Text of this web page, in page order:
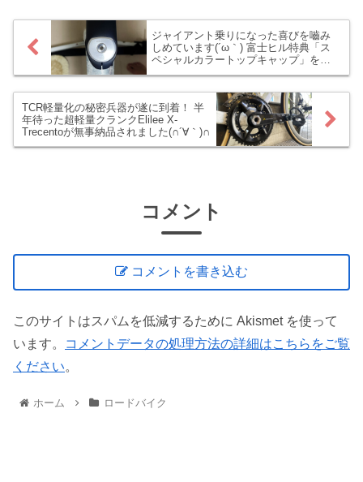
ジャイアント乗りになった喜びを嚙み
しめています(´ω｀) 富士ヒル特典「ス
ペシャルカラートップキャップ」を
TCRに取り付けてみた！
TCR軽量化の秘密兵器が遂に到着！ 半
年待った超軽量クランクElilee X-
Trecentoが無事納品されました(∩´∀｀)∩
コメント
コメントを書き込む
このサイトはスパムを低減するために Akismet を使って
います。
コメントデータの処理方法の詳細はこちらをご覧
ください。
ホーム ロードバイク